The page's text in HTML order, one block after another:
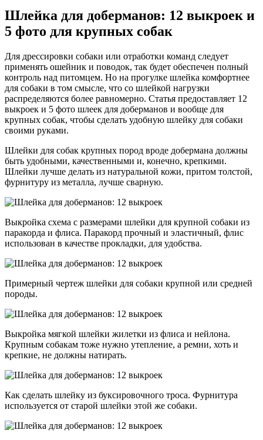
Шлейка для доберманов: 12 выкроек и
5 фото для крупных собак
Для дрессировки собаки или отработки команд следует
применять ошейник и поводок, так будет обеспечен полный
контроль над питомцем. Но на прогулке шлейка комфортнее
для собаки в том смысле, что со шлейкой нагрузки
распределяются более равномерно. Статья предоставляет 12
выкроек и 5 фото шлеек для доберманов и вообще для
крупных собак, чтобы сделать удобную шлейку для собаки
своими руками.
Шлейки для собак крупных пород вроде добермана должны
быть удобными, качественными и, конечно, крепкими.
Шлейки лучше делать из натуральной кожи, притом толстой,
фурнитуру из металла, лучше сварную.
Выкройка схема с размерами шлейки для крупной собаки из
паракорда и флиса. Паракорд прочный и эластичный, флис
использован в качестве прокладки, для удобства.
Примерный чертеж шлейки для собаки крупной или средней
породы.
Выкройка мягкой шлейки жилетки из флиса и нейлона.
Крупным собакам тоже нужно утепление, а ремни, хоть и
крепкие, не должны натирать.
Как сделать шлейку из буксировочного троса. Фурнитура
используется от старой шлейки этой же собаки.